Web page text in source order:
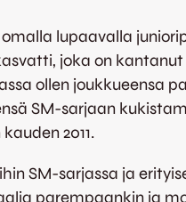
lupaavalla
joka on
ollen joukkueensa
SM-sarjaan
2011.
SM-sarjassa ja
parempaankin ja